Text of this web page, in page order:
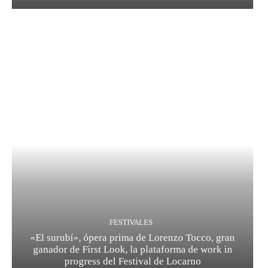
FESTIVALES
«El surubí», ópera prima de Lorenzo Tocco, gran
ganador de First Look, la plataforma de work in
progress del Festival de Locarno